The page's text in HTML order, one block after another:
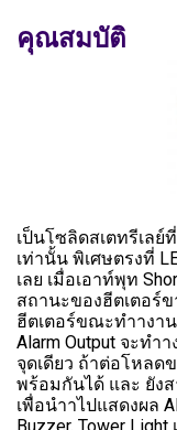
คุณสมบัติ
เป็นโซลิดสเตทรีเล
เท่านั้น พิเศษตรงที่
เลย เมื่อเอาท์พุท
สถานะของฮีตเตอร์
ฮีตเตอร์ขณะทำางา
Alarm Output จะทำ
จุดเดียว ถ้าต่อโหลด
พร้อมกันได้ และ ยังส
เพื่อนำาไปแสดงผล